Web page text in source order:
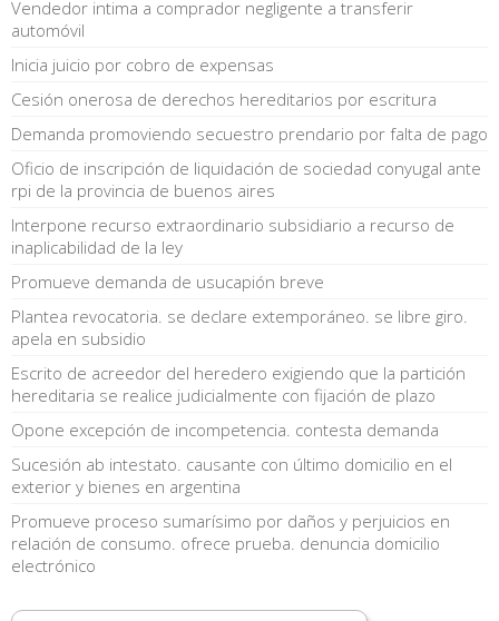
Vendedor intima a comprador negligente a transferir
automóvil
Inicia juicio por cobro de expensas
Cesión onerosa de derechos hereditarios por escritura
Demanda promoviendo secuestro prendario por falta de pago
Oficio de inscripción de liquidación de sociedad conyugal ante
rpi de la provincia de buenos aires
Interpone recurso extraordinario subsidiario a recurso de
inaplicabilidad de la ley
Promueve demanda de usucapión breve
Plantea revocatoria. se declare extemporáneo. se libre giro.
apela en subsidio
Escrito de acreedor del heredero exigiendo que la partición
hereditaria se realice judicialmente con fijación de plazo
Opone excepción de incompetencia. contesta demanda
Sucesión ab intestato. causante con último domicilio en el
exterior y bienes en argentina
Promueve proceso sumarísimo por daños y perjuicios en
relación de consumo. ofrece prueba. denuncia domicilio
electrónico